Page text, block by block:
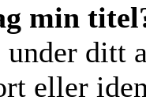
min
ditt
eller